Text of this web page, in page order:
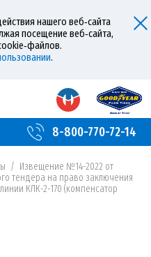
нашего веб‑сайта
посещение веб‑сайта,
.
8-800-770-72-14
/ Извещение №14-2022 от
тендера на право заключения
КЛК-2-170 (компенсатор